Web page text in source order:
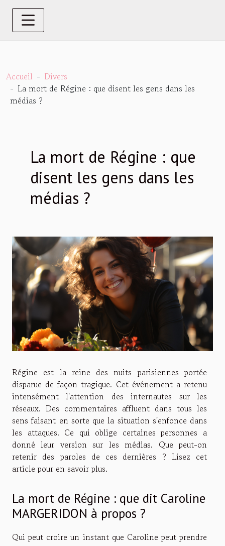
Accueil
Divers
La mort de Régine : que disent les gens dans les
médias ?
La mort de Régine : que
disent les gens dans les
médias ?
Régine est la reine des nuits parisiennes portée
disparue de façon tragique. Cet événement a retenu
intensément l'attention des internautes sur les
réseaux. Des commentaires affluent dans tous les
sens faisant en sorte que la situation s'enfonce dans
les attaques. Ce qui oblige certaines personnes a
donné leur version sur les médias. Que peut-on
retenir des paroles de ces dernières ? Lisez cet
article pour en savoir plus.
La mort de Régine : que dit Caroline
MARGERIDON à propos ?
Qui peut croire un instant que Caroline peut prendre